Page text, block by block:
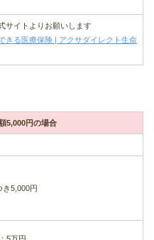
サイトよりお願いします
きる医療保険 | アクサダイレクト生命
5,000円の場合
き5,000円